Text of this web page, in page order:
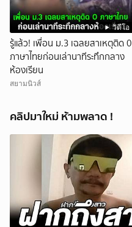
วิดีโอ
รู้แล้ว! เพื่อน ม.3 เฉลยสาเหตุติด 0
ภาษาไทยก่อนเล่านาทีระทึกกลาง
ห้องเรียน
สยามนิวส์
คลิปมาใหม่ ห้ามพลาด !